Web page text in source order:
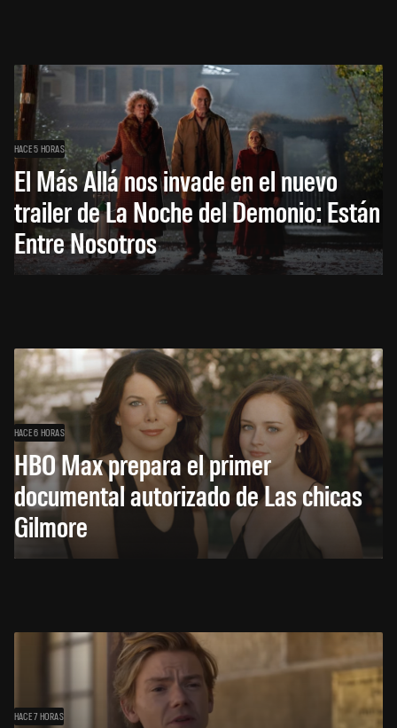
HACE 5 HORAS
El Más Allá nos invade en el nuevo
trailer de La Noche del Demonio: Están
Entre Nosotros
HACE 6 HORAS
HBO Max prepara el primer
documental autorizado de Las chicas
Gilmore
HACE 7 HORAS